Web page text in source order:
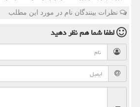
نظرات بینندگان نام در مورد این مطلب
لطفا شما همنظر دهید